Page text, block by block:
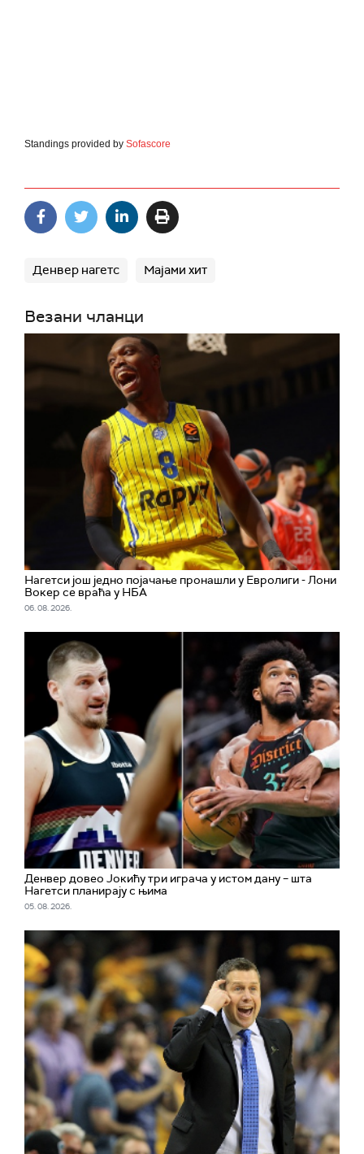
Standings provided by Sofascore
Денвер нагетс Мајами хит
Везани чланци
Нагетси још једно појачање пронашли у Евролиги - Лони
Вокер се враћа у НБА
06. 08. 2026.
Денвер довео Јокићу три играча у истом дану – шта
Нагетси планирају с њима
05. 08. 2026.